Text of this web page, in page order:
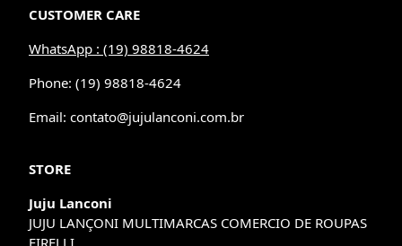
CUSTOMER CARE
WhatsApp : (19) 98818-4624
Phone: (19) 98818-4624
Email: contato@jujulanconi.com.br
STORE
Juju Lanconi
JUJU LANÇONI MULTIMARCAS COMERCIO DE ROUPAS